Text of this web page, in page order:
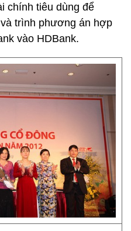
chính tiêu dùng để
trình phương án hợp
vào HDBank.